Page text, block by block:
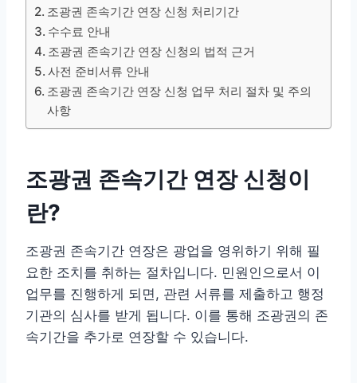
조광권 존속기간 연장 신청 처리기간
수수료 안내
조광권 존속기간 연장 신청의 법적 근거
사전 준비서류 안내
조광권 존속기간 연장 신청 업무 처리 절차 및 주의
사항
조광권 존속기간 연장 신청이
란?
조광권 존속기간 연장은 광업을 영위하기 위해 필
요한 조치를 취하는 절차입니다. 민원인으로서 이
업무를 진행하게 되면, 관련 서류를 제출하고 행정
기관의 심사를 받게 됩니다. 이를 통해 조광권의 존
속기간을 추가로 연장할 수 있습니다.